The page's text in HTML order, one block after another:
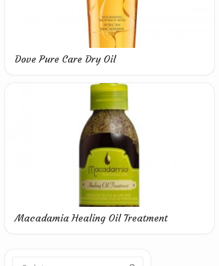
Dove Pure Care Dry Oil
Macadamia Healing Oil Treatment